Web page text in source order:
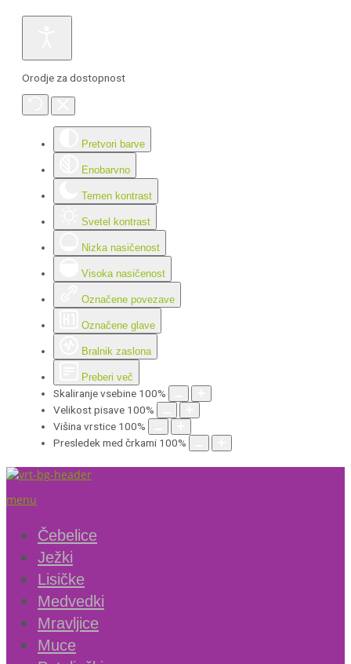
Orodje za dostopnost
Pretvori barve
Enobarvno
Temen kontrast
Svetel kontrast
Nizka nasičenost
Visoka nasičenost
Označene povezave
Označene glave
Bralnik zaslona
Preberi več
Skaliranje vsebine 100%
Velikost pisave 100%
Višina vrstice 100%
Presledek med črkami 100%
menu
Čebelice
Ježki
Lisičke
Medvedki
Mravljice
Muce